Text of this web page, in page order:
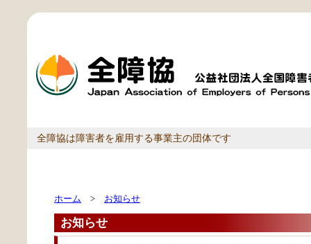
全障協は障害者を雇用する事業主の団体です
ホーム > お知らせ
お知らせ